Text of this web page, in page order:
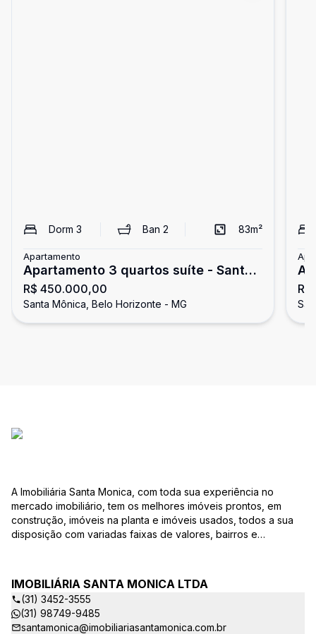
Dorm 3 Ban2 83m²
Apartamento
Apartamento 3 quartos suíte - Santa
Mônica
R$ 450.000,00
Santa Mônica, Belo Horizonte - MG
A Imobiliária Santa Monica, com toda sua experiência no
mercado imobiliário, tem os melhores imóveis prontos, em
construção, imóveis na planta e imóveis usados, todos a sua
disposição com variadas faixas de valores, bairros e
ao CRECI-EE – estarão sempre prontos para responder-lhe
todas as suas dúvidas sobre casas, apartamentos, terrenos,
salas comerciais e outros produtos imobiliários. Quais
vantagens que a Imobiliária Santa Monica lhe proporciona?
IMOBILIÁRIA SANTA MONICA LTDA
(31) 3452-3555
(31) 98749-9485
santamonica@imobiliariasantamonica.com.br